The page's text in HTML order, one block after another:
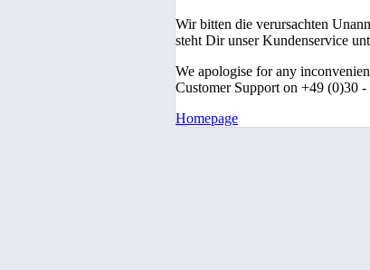
Wir bitten die verursachten
steht Dir unser Kundenservice
We apologise for any
Customer Support on +49 (0)30
Homepage